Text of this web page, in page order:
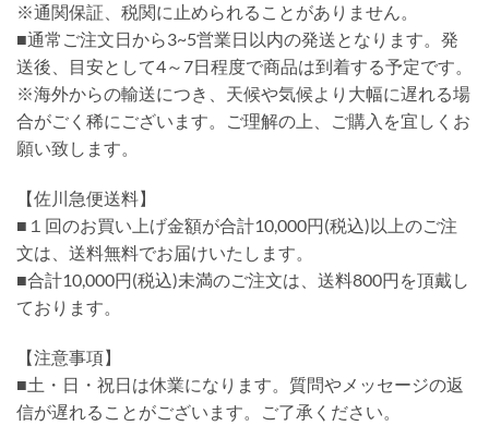
※通関保証、税関に止められることがありません。
■通常ご注文日から3~5営業日以内の発送となります。発
送後、目安として4～7日程度で商品は到着する予定です。
※海外からの輸送につき、天候や気候より大幅に遅れる場
合がごく稀にございます。ご理解の上、ご購入を宜しくお
願い致します。
【佐川急便送料】
■１回のお買い上げ金額が合計10,000円(税込)以上のご注
文は、送料無料でお届けいたします。
■合計10,000円(税込)未満のご注文は、送料800円を頂戴し
ております。
【注意事項】
■土・日・祝日は休業になります。質問やメッセージの返
信が遅れることがございます。ご了承ください。